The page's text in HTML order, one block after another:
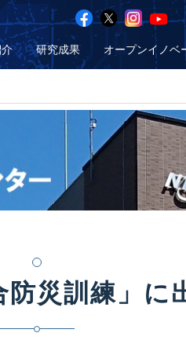
研究成果 オープンイノベ
防災訓練」に